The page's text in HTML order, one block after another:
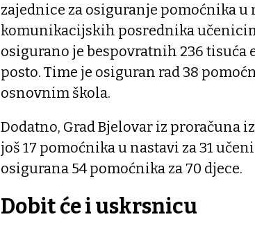
zajednice za osiguranje pomoćnika
komunikacijskih posrednika
osigurano je bespovratnih 236 tisuća
posto. Time je osiguran rad 38
osnovnim škola.
Dodatno, Grad Bjelovar iz proračuna
još 17 pomoćnika u nastavi za 31
osigurana 54 pomoćnika za 70 djece.
Dobit će i uskrsnicu